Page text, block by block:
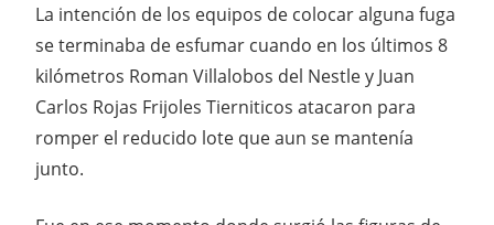
La intención de los equipos de colocar alguna fuga
se terminaba de esfumar cuando en los últimos 8
kilómetros Roman Villalobos del Nestle y Juan
Carlos Rojas Frijoles Tierniticos atacaron para
romper el reducido lote que aun se mantenía
junto.